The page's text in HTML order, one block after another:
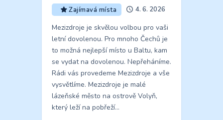
Zajímavá místa 4. 6. 2026
Mezizdroje je skvělou volbou pro vaši
letní dovolenou. Pro mnoho Čechů je
to možná nejlepší místo u Baltu, kam
se vydat na dovolenou. Nepřeháníme.
Rádi vás provedeme Mezizdroje a vše
vysvětlíme. Mezizdroje je malé
lázeňské město na ostrově Volyň,
který leží na pobřeží…